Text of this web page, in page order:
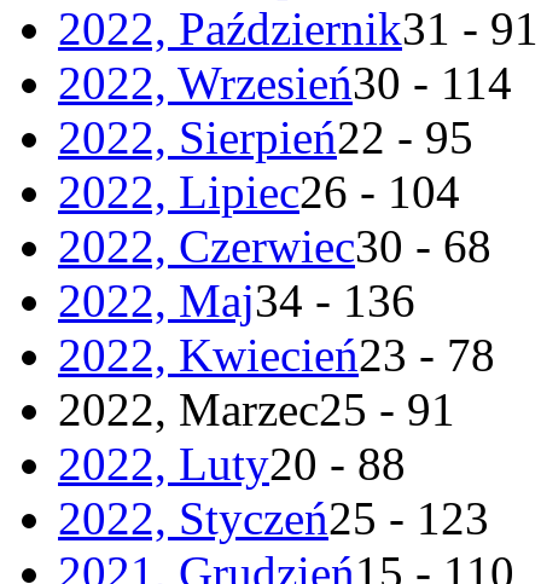
2022, Październik31 - 91
2022, Wrzesień30 - 114
2022, Sierpień22 - 95
2022, Lipiec26 - 104
2022, Czerwiec30 - 68
2022, Maj34 - 136
2022, Kwiecień23 - 78
2022, Marzec25 - 91
2022, Luty20 - 88
2022, Styczeń25 - 123
2021, Grudzień15 - 110